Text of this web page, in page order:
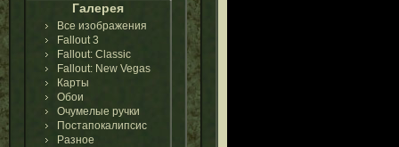
Галерея
Все изображения
Fallout 3
Fallout: Classic
Fallout: New Vegas
Карты
Обои
Очумелые ручки
Постапокалипсис
Разное